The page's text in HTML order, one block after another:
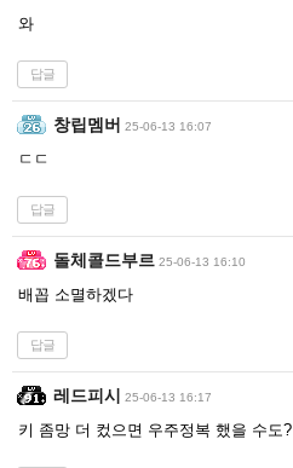
와
답글
창립멤버 25-06-13 16:07
ㄷㄷ
답글
돌체콜드부르 25-06-13 16:10
배꼽 소멸하겠다
답글
레드피시 25-06-13 16:17
키 좀망 더 컸으면 우주정복 했을 수도?